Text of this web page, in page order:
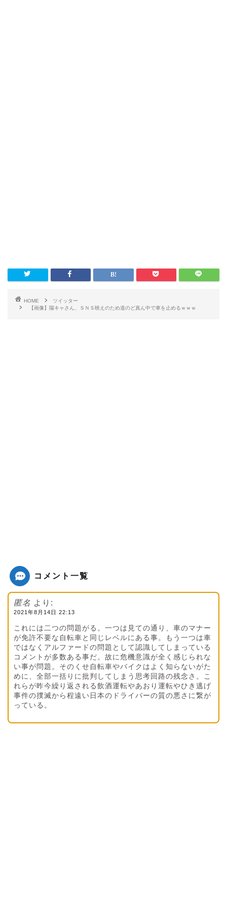
HOME
ツイッター
【画像】陽キャさん、ＳＮＳ映えのため道のど真ん中で車を止めるｗｗｗ
コメント一覧
匿名 より:
2021年8月14日 22:13
これには二つの問題がる。一つは見ての通り、車のマナー
が免許不要な自転車と同じレベルにある事。もう一つは車
ではなくアルファードの問題として認識してしまっている
コメントが多数ある事だ。故に危機意識が全く感じられな
い事が問題。そのくせ自転車やバイクはよく知らないがた
めに、全部一括りに批判してしまう思考回路の残念さ。こ
れらが昨今繰り返される飲酒運転やあおり運転やひき逃げ
事件の撲滅から程遠い日本のドライバーの質の悪さに繋が
っている。